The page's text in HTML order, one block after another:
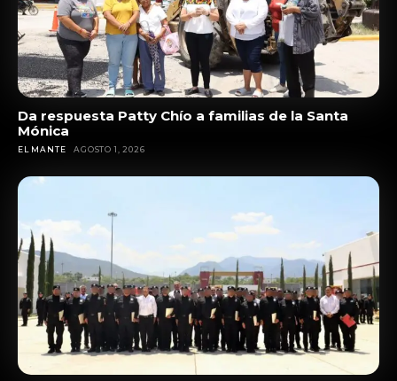
Da respuesta Patty Chío a familias de la Santa
Mónica
EL MANTE AGOSTO 1, 2026